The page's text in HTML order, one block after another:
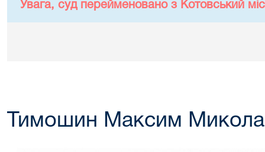
Увага, суд перейменовано з Котовський
Тимошин Максим